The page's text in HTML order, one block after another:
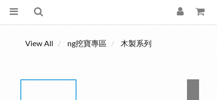
View All ng挖寶專區 木製系列